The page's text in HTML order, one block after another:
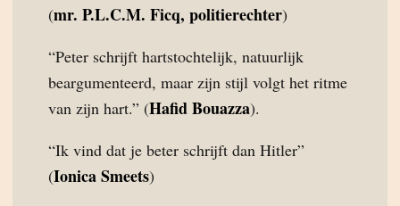
(mr. P.L.C.M. Ficq, politierechter)
“Peter schrijft hartstochtelijk, natuurlijk
beargumenteerd, maar zijn stijl volgt het ritme
van zijn hart.” (Hafid Bouazza).
“Ik vind dat je beter schrijft dan Hitler”
(Ionica Smeets)